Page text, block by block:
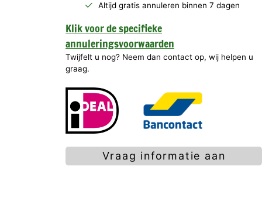
Altijd gratis annuleren binnen 7 dagen
Klik voor de specifieke
annuleringsvoorwaarden
Twijfelt u nog? Neem dan contact op, wij helpen u
graag.
Vraag informatie aan